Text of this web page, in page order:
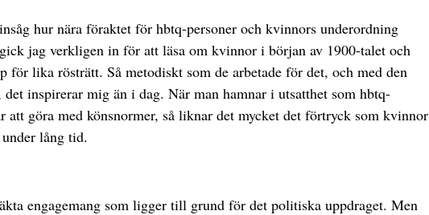
hur nära föraktet för hbtq-personer och kvinnors underordning
jag verkligen in för att läsa om kvinnor i början av 1900-talet och
för lika rösträtt. Så metodiskt som de arbetade för det, och med den
det inspirerar mig än i dag. När man hamnar i utsatthet som hbtq-
att göra med könsnormer, så liknar det mycket det förtryck som kvinnor
lång tid.
engagemang som ligger till grund för det politiska uppdraget. Men